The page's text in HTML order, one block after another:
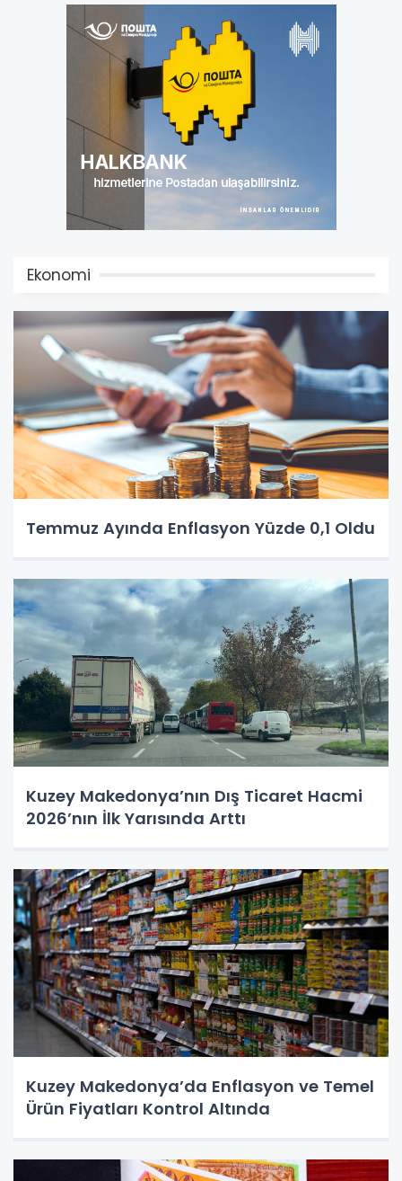
Ekonomi
Temmuz Ayında Enflasyon Yüzde 0,1 Oldu
Kuzey Makedonya’nın Dış Ticaret Hacmi
2026’nın İlk Yarısında Arttı
Kuzey Makedonya’da Enflasyon ve Temel
Ürün Fiyatları Kontrol Altında